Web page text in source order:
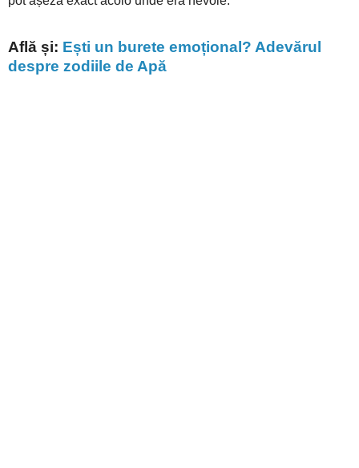
Află și: Ești un burete emoțional? Adevărul
despre zodiile de Apă